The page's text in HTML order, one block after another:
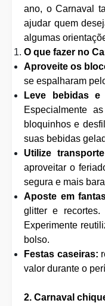
ano, o Carnaval
ajudar quem
algumas
O que fazer no
Aproveite os
se espalharam
Leve bebidas
Especialmente
bloquinhos e
suas bebidas
Utilize
aproveitar o
segura e mais
Aposte em
glitter e
Experimente
bolso.
Festas caseiras:
valor durante o
2. Carnaval